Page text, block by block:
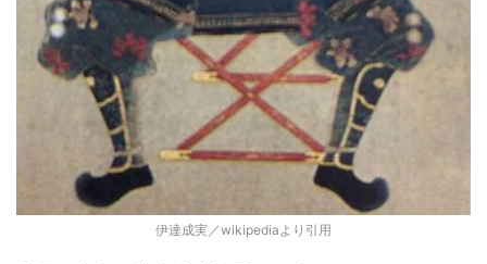
伊達成実／wikipediaより引用